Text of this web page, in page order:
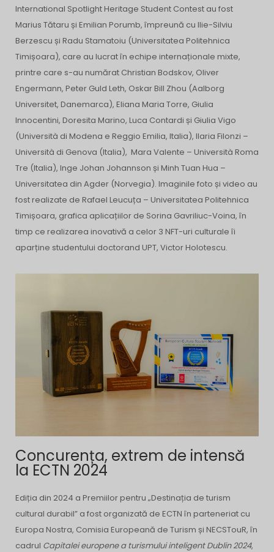
International Spotlight Heritage Student Contest au fost
Marius Tătaru și Emilian Porumb, împreună cu Ilie-Silviu
Berzescu și Radu Stamatoiu (Universitatea Politehnica
Timișoara), care au lucrat în echipe internaționale mixte,
printre care s-au numărat Christian Bodskov, Oliver
Engermann, Peter Guld Leth, Oskar Bill Zhou (Aalborg
Universitet, Danemarca), Eliana Maria Torre, Giulia
Innocentini, Doresita Marino, Luca Contardi și Giulia Vigo
(Università di Modena e Reggio Emilia, Italia), Ilaria Filonzi –
Università di Genova (Italia), Mara Valente – Università Roma
Tre (Italia), Inge Johan Johannson și Minh Tuan Hua –
Universitatea din Agder (Norvegia). Imaginile foto și video au
fost realizate de Rafael Leucuța – Universitatea Politehnica
Timișoara, grafica aplicațiilor de Sorina Gavriliuc-Voina, în
timp ce realizarea inovativă a celor 3 NFT-uri culturale îi
aparține studentului doctorand UPT, Victor Holotescu.
Concurența, extrem de intensă
la ECTN 2024
Ediția din 2024 a Premiilor pentru „Destinația de turism
cultural durabil” a fost organizată de ECTN în parteneriat cu
Europa Nostra, Comisia Europeană de Turism și NECSTouR, în
cadrul Capitalei europene a turismului inteligent Dublin 2024,